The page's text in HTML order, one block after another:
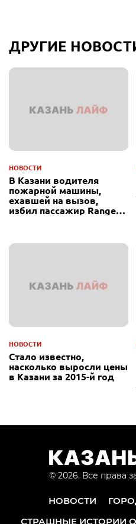
ДРУГИЕ
НОВОСТИ
В Казани водителя
пожарной машины,
ехавшей на вызов,
избил пассажир Range
НОВОСТИ
Стало известно,
насколько выросли цены
в Казани за 2015-й год
© 2026. Все права
НОВОСТИ
СТРАШНЫЕ ИСТОРИИ